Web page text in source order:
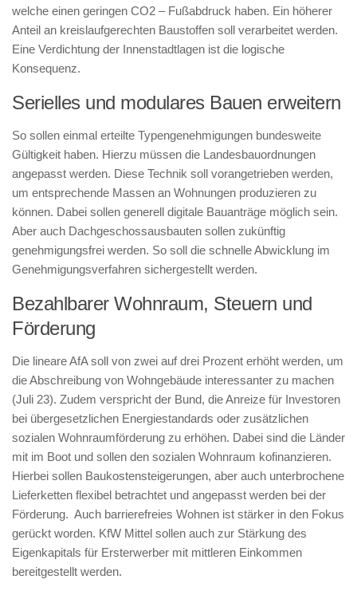
welche einen geringen CO2 – Fußabdruck haben. Ein höherer
Anteil an kreislaufgerechten Baustoffen soll verarbeitet werden.
Eine Verdichtung der Innenstadtlagen ist die logische
Konsequenz.
Serielles und modulares Bauen erweitern
So sollen einmal erteilte Typengenehmigungen bundesweite
Gültigkeit haben. Hierzu müssen die Landesbauordnungen
angepasst werden. Diese Technik soll vorangetrieben werden,
um entsprechende Massen an Wohnungen produzieren zu
können. Dabei sollen generell digitale Bauanträge möglich sein.
Aber auch Dachgeschossausbauten sollen zukünftig
genehmigungsfrei werden. So soll die schnelle Abwicklung im
Genehmigungsverfahren sichergestellt werden.
Bezahlbarer Wohnraum, Steuern und
Förderung
Die lineare AfA soll von zwei auf drei Prozent erhöht werden, um
die Abschreibung von Wohngebäude interessanter zu machen
(Juli 23). Zudem verspricht der Bund, die Anreize für Investoren
bei übergesetzlichen Energiestandards oder zusätzlichen
sozialen Wohnraumförderung zu erhöhen. Dabei sind die Länder
mit im Boot und sollen den sozialen Wohnraum kofinanzieren.
Hierbei sollen Baukostensteigerungen, aber auch unterbrochene
Lieferketten flexibel betrachtet und angepasst werden bei der
Förderung. Auch barrierefreies Wohnen ist stärker in den Fokus
gerückt worden. KfW Mittel sollen auch zur Stärkung des
Eigenkapitals für Ersterwerber mit mittleren Einkommen
bereitgestellt werden.